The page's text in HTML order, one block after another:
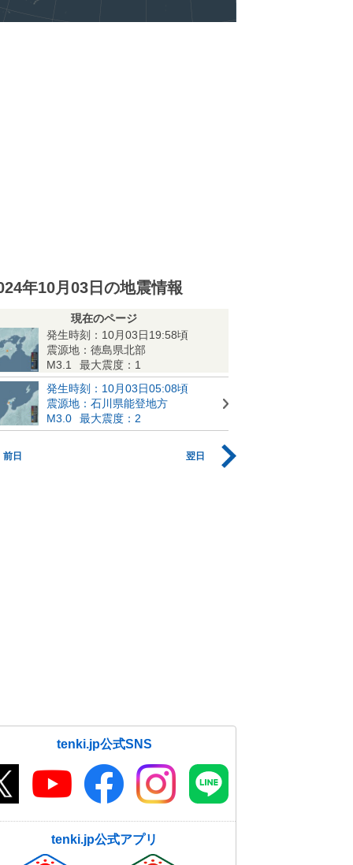
年10月03日の地震情報
現在のページ
発生時刻：10月03日19:58頃
震源地：徳島県北部
M3.1
最大震度：1
発生時刻：10月03日05:08頃
震源地：石川県能登地方
M3.0
最大震度：2
前日 翌日
tenki.jp公式SNS
tenki.jp公式アプリ